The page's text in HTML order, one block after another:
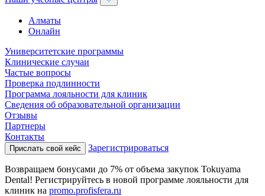
Алматы
Онлайн
Университетские программы
Клинические случаи
Частые вопросы
Проверка подлинности
Программа лояльности для клиник
Сведения об образовательной организации
Отзывы
Партнеры
Контакты
Прислать свой кейс Зарегистрироваться
Возвращаем бонусами до 7% от объема закупок Tokuyama
Dental! Регистрируйтесь в новой программе лояльности для
клиник на promo.profisfera.ru